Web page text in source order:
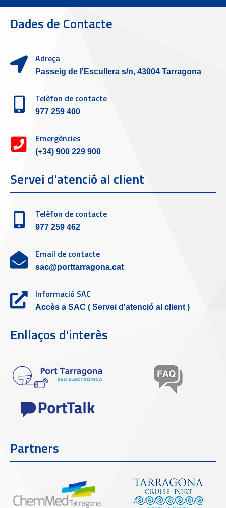
Dades de Contacte
Adreça
Passeig de l'Escullera s/n, 43004 Tarragona
Telèfon de contacte
977 259 400
Emergències
(+34) 900 229 900
Servei d'atenció al client
Telèfon de contacte
977 259 462
Email de contacte
sac@porttarragona.cat
Informació SAC
Accès a SAC ( Servei d'atenció al client )
Enllaços d'interès
Partners